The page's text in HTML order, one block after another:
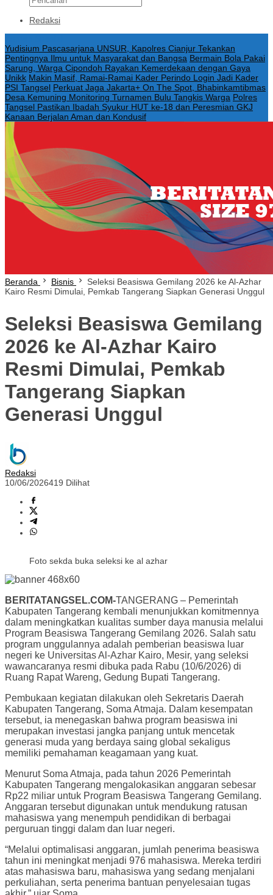
Redaksi
Yudisium Pascasarjana UNSUR, Kapolres Cianjur Tekankan
Pentingnya Ilmu untuk Masyarakat dan Bangsa Bermain Bola Pakai
Sarung, Warga Cipondoh Rayakan Kemerdekaan dengan Gaya
Unikk Makin Masif, Ramai-Ramai Kader Perindo Login Jadi Kader
PSI Tangsel Perkuat Jaga Jakarta+ On The Spot, Bhabinkamtibmas
Desa Kemuning Monitoring Turnamen Bulu Tangkis Warga Polres
Tangsel Pastikan Ibadah Syukur HUT ke-18 dan Peresmian GKJ
Kanaan Berjalan Aman dan Kondusif
Beranda Bisnis
Seleksi Beasiswa Gemilang 2026 ke Al-Azhar
Kairo Resmi Dimulai, Pemkab Tangerang Siapkan Generasi Unggul
Seleksi Beasiswa Gemilang
2026 ke Al-Azhar Kairo
Resmi Dimulai, Pemkab
Tangerang Siapkan
Generasi Unggul
Redaksi
10/06/2026419 Dilihat
Foto sekda buka seleksi ke al azhar
BERITATANGSEL.COM-TANGERANG – Pemerintah
Kabupaten Tangerang kembali menunjukkan komitmennya
dalam meningkatkan kualitas sumber daya manusia melalui
Program Beasiswa Tangerang Gemilang 2026. Salah satu
program unggulannya adalah pemberian beasiswa luar
negeri ke Universitas Al-Azhar Kairo, Mesir, yang seleksi
wawancaranya resmi dibuka pada Rabu (10/6/2026) di
Ruang Rapat Wareng, Gedung Bupati Tangerang.
Pembukaan kegiatan dilakukan oleh Sekretaris Daerah
Kabupaten Tangerang, Soma Atmaja. Dalam kesempatan
tersebut, ia menegaskan bahwa program beasiswa ini
merupakan investasi jangka panjang untuk mencetak
generasi muda yang berdaya saing global sekaligus
memiliki pemahaman keagamaan yang kuat.
Menurut Soma Atmaja, pada tahun 2026 Pemerintah
Kabupaten Tangerang mengalokasikan anggaran sebesar
Rp22 miliar untuk Program Beasiswa Tangerang Gemilang.
Anggaran tersebut digunakan untuk mendukung ratusan
mahasiswa yang menempuh pendidikan di berbagai
perguruan tinggi dalam dan luar negeri.
“Melalui optimalisasi anggaran, jumlah penerima beasiswa
tahun ini meningkat menjadi 976 mahasiswa. Mereka terdiri
atas mahasiswa baru, mahasiswa yang sedang menjalani
perkuliahan, serta penerima bantuan penyelesaian tugas